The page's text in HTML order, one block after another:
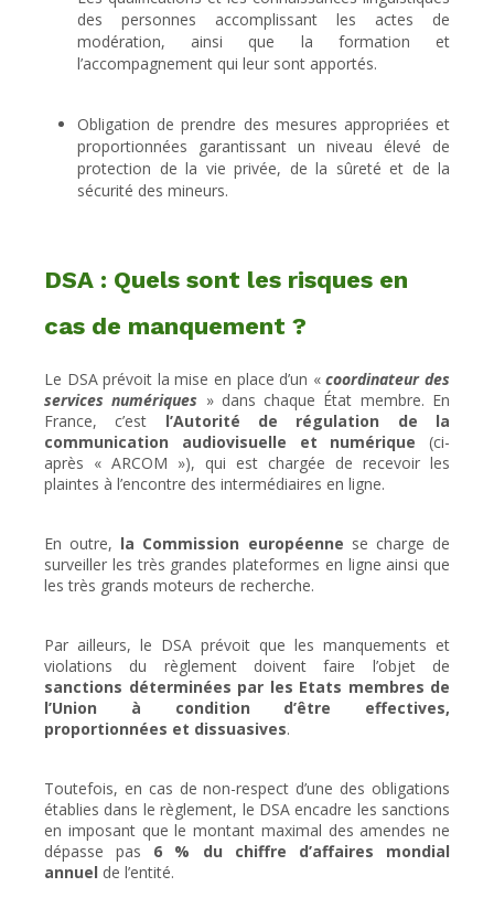
des personnes accomplissant les actes de
modération, ainsi que la formation et
l’accompagnement qui leur sont apportés.
Obligation de prendre des mesures appropriées et
proportionnées garantissant un niveau élevé de
protection de la vie privée, de la sûreté et de la
sécurité des mineurs.
DSA : Quels sont les risques en
cas de manquement ?
Le DSA prévoit la mise en place d’un «coordinateur des
services numériques » dans chaque État membre. En
France, c’est l’Autorité de régulation de la
communication audiovisuelle et numérique (ci-
après « ARCOM »), qui est chargée de recevoir les
plaintes à l’encontre des intermédiaires en ligne.
En outre, la Commission européenne se charge de
surveiller les très grandes plateformes en ligne ainsi que
les très grands moteurs de recherche.
Par ailleurs, le DSA prévoit que les manquements et
violations du règlement doivent faire l’objet de
sanctions déterminées par les Etats membres de
l’Union à condition d’être
effectives,
proportionnées et dissuasives.
Toutefois, en cas de non-respect d’une des obligations
établies dans le règlement, le DSA encadre les sanctions
en imposant que le montant maximal des amendes ne
dépasse pas 6 % du chiffre d’affaires mondial
annuel de l’entité.